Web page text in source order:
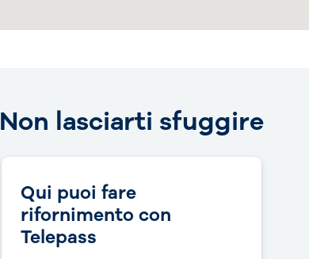
Non lasciarti sfuggire
Qui puoi fare
rifornimento con
Telepass